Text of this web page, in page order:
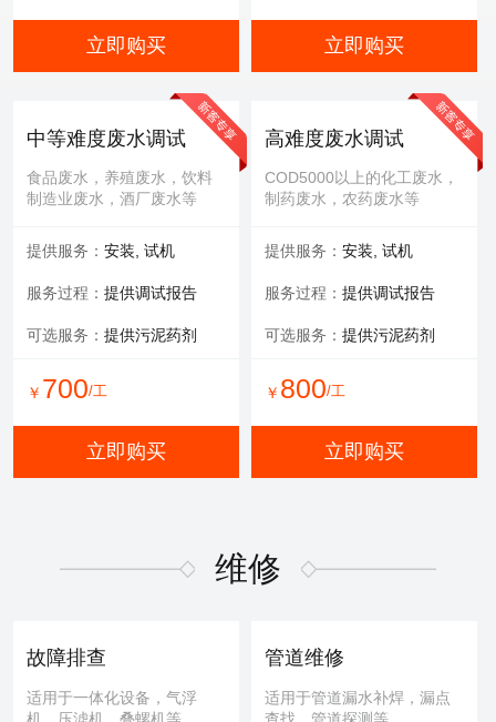
立即购买 立即购买
中等难度废水调试
食品废水，养殖废水，饮料
制造业废水，酒厂废水等
提供服务： 安装, 试机
服务过程： 提供调试报告
可选服务： 提供污泥药剂
￥ 700/工
立即购买
高难度废水调试
COD5000以上的化工废水，
制药废水，农药废水等
提供服务： 安装, 试机
服务过程： 提供调试报告
可选服务： 提供污泥药剂
￥ 800/工
立即购买
维修
故障排查
适用于一体化设备，气浮
机，压滤机，叠螺机等
管道维修
适用于管道漏水补焊，漏点
查找，管道探测等